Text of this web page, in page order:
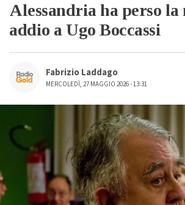
Alessandria ha perso la
addio a Ugo Boccassi
Fabrizio Laddago
MERCOLEDÌ, 27 MAGGIO 2026 - 13:31